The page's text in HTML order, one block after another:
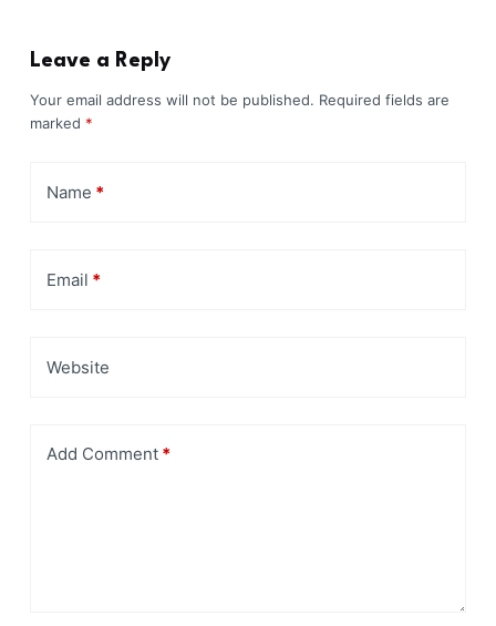
Leave a Reply
Your email address will not be published. Required fields are
marked *
Name *
Email *
Website
Add Comment*